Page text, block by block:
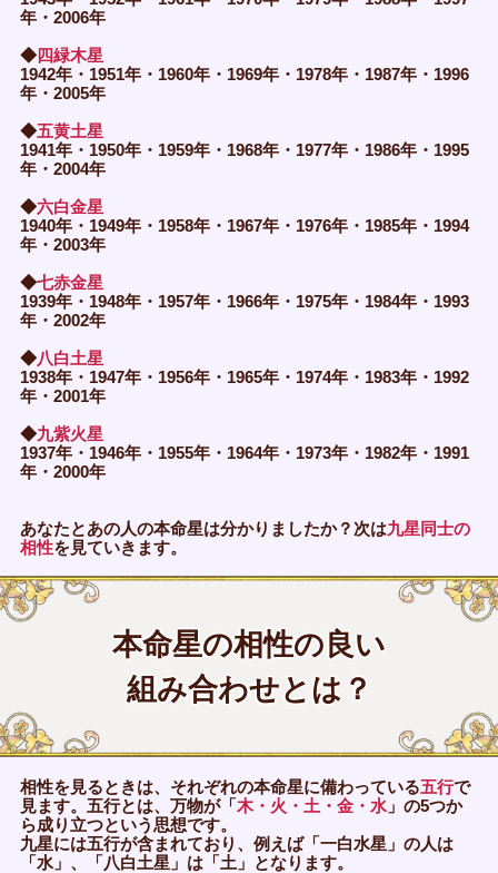
年・2006年
◆四緑木星
1942年・1951年・1960年・1969年・1978年・1987年・1996
年・2005年
◆五黄土星
1941年・1950年・1959年・1968年・1977年・1986年・1995
年・2004年
◆六白金星
1940年・1949年・1958年・1967年・1976年・1985年・1994
年・2003年
◆七赤金星
1939年・1948年・1957年・1966年・1975年・1984年・1993
年・2002年
◆八白土星
1938年・1947年・1956年・1965年・1974年・1983年・1992
年・2001年
◆九紫火星
1937年・1946年・1955年・1964年・1973年・1982年・1991
年・2000年
あなたとあの人の本命星は分かりましたか？次は九星同士の
相性を見ていきます。
本命星の相性の良い
組み合わせとは？
相性を見るときは、それぞれの本命星に備わっている五行で
見ます。五行とは、万物が「木・火・土・金・水」の5つか
ら成り立つという思想です。
九星には五行が含まれており、例えば「一白水星」の人は
「水」、「八白土星」は「土」となります。